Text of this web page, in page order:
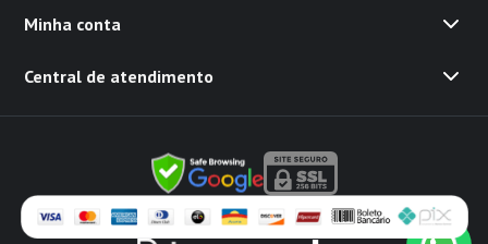
Minha conta
Central de atendimento